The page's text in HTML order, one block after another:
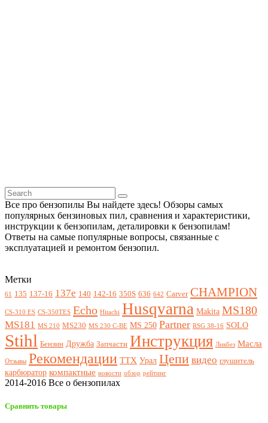
Все про бензопилы Вы найдете здесь! Обзоры самых
популярных бензиновых пил, сравнения и характеристики,
инструкции к бензопилам, деталировки к бензопилам!
Ответы на самые популярные вопросы, связанные с
эксплуатацией и ремонтом бензопил.
Метки
61 135 137-16 137e 140 142-16 350S 636 642 Carver CHAMPION
CS-310 ES CS-350TES Echo Hitachi Husqvarna Makita MS180
MS181 MS 210 MS230 MS 230 C-BE MS 250 Partner RSG 38-16 SOLO
Stihl Бензин Дружба Запчасти Инструкция Ликбез Масла
Отзывы Рекомендации ТТХ Урал Цепи видео глушитель
карбюратор компактные новости обзор рейтинг
2014-2016 Все о бензопилах
Сравнить товары